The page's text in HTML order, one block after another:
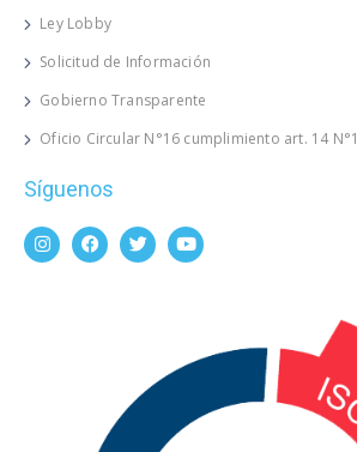
Ley Lobby
Solicitud de Información
Gobierno Transparente
Oficio Circular N°16 cumplimiento art. 14 N°1
Síguenos